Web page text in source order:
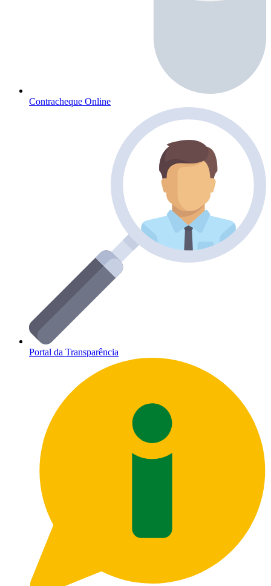
Contracheque Online
Portal da Transparência